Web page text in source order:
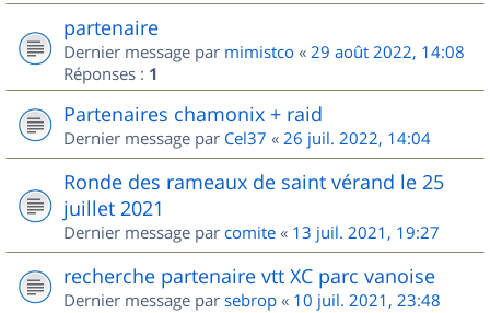
partenaire
Dernier message par mimistco « 29 août 2022, 14:08
Réponses : 1
Partenaires chamonix + raid
Dernier message par Cel37 « 26 juil. 2022, 14:04
Ronde des rameaux de saint vérand le 25
juillet 2021
Dernier message par comite « 13 juil. 2021, 19:27
recherche partenaire vtt XC parc vanoise
Dernier message par sebrop « 10 juil. 2021, 23:48